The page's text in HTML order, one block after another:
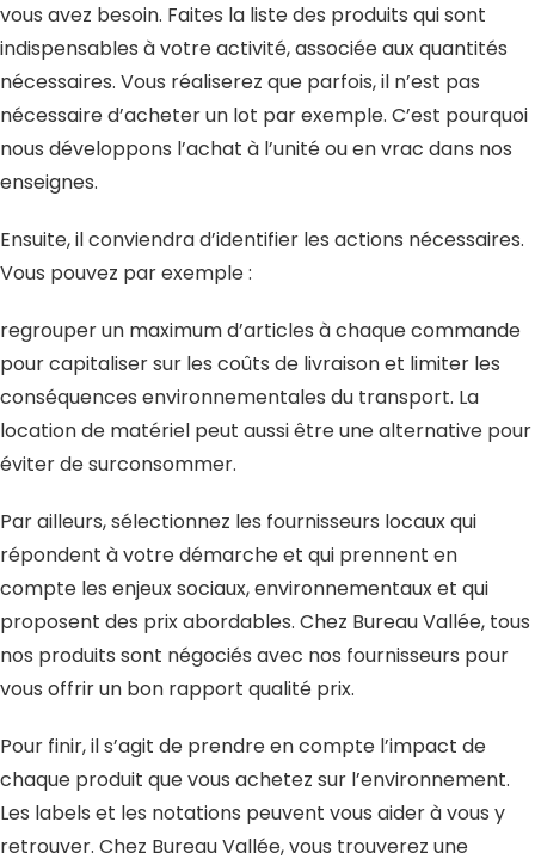
vous avez besoin. Faites la liste des produits qui sont
indispensables à votre activité, associée aux quantités
nécessaires. Vous réaliserez que parfois, il n’est pas
nécessaire d’acheter un lot par exemple. C’est pourquoi
nous développons l’achat à l’unité ou en vrac dans nos
enseignes.
Ensuite, il conviendra d’identifier les actions nécessaires.
Vous pouvez par exemple :
regrouper un maximum d’articles à chaque commande
pour capitaliser sur les coûts de livraison et limiter les
conséquences environnementales du transport. La
location de matériel peut aussi être une alternative pour
éviter de surconsommer.
Par ailleurs, sélectionnez les fournisseurs locaux qui
répondent à votre démarche et qui prennent en
compte les enjeux sociaux, environnementaux et qui
proposent des prix abordables. Chez Bureau Vallée, tous
nos produits sont négociés avec nos fournisseurs pour
vous offrir un bon rapport qualité prix.
Pour finir, il s’agit de prendre en compte l’impact de
chaque produit que vous achetez sur l’environnement.
Les labels et les notations peuvent vous aider à vous y
retrouver. Chez Bureau Vallée, vous trouverez une